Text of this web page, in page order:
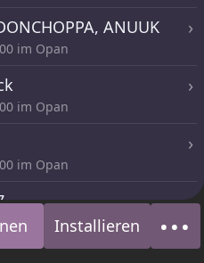
ANUUK ›
im Opan
›
im Opan
›
im Opan
›
im OpanInstallieren •••